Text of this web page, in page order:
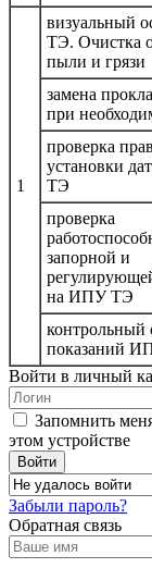
1
визуальный
ТЭ. Очистка
пыли и грязи
замена
при
проверка
установки
ТЭ
проверка
запорной и
на ИПУ ТЭ
контрольный
показаний
Войти в личный
Запомнить
этом устройстве
Забыли пароль?
Обратная связь